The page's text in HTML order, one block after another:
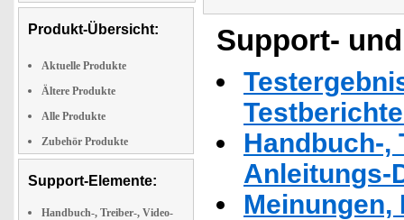
Produkt-Übersicht:
Aktuelle Produkte
Ältere Produkte
Alle Produkte
Zubehör Produkte
Support-Elemente:
Handbuch-, Treiber-, Video-
Support-
Handbuch-,
Anleitungs-